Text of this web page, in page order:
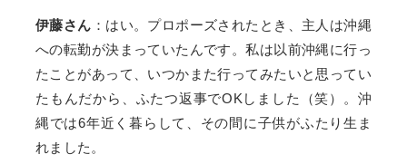
伊藤さん ：はい。プロポーズされたとき、主人は沖縄
への転勤が決まっていたんです。私は以前沖縄に行っ
たことがあって、いつかまた行ってみたいと思ってい
たもんだから、ふたつ返事でOKしました（笑）。沖
縄では6年近く暮らして、その間に子供がふたり生ま
れました。